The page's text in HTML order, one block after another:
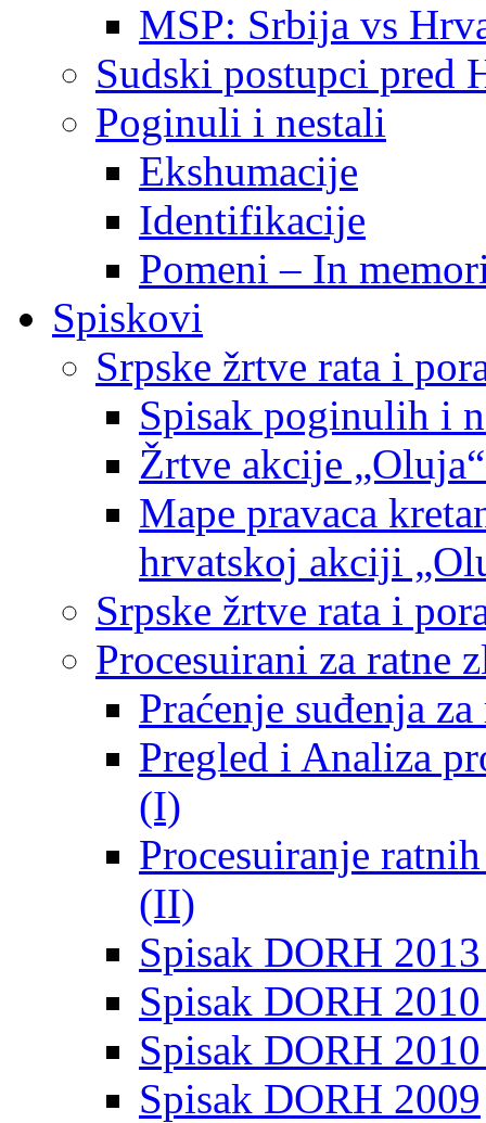
MSP: Srbija vs
Sudski postupci pred
Poginuli i nestali
Ekshumacije
Identifikacije
Pomeni – In
Spiskovi
Srpske žrtve rata i
Spisak poginulih i
Žrtve akcije
Mape pravaca
hrvatskoj akciji
Srpske žrtve rata i
Procesuirani za ratne
Praćenje suđenja
Pregled i Analiza
(I)
Procesuiranje
(II)
Spisak DORH
Spisak DORH
Spisak DORH
Spisak DORH 2009